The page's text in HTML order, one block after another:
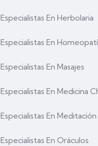
Especialistas En Herbolaria
Especialistas En
Especialistas En Masajes
Especialistas En Medicina
Especialistas En Meditación
Especialistas En Oráculos